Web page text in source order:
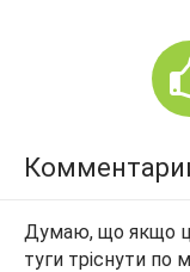
Думаю, що якщо
туги тріснути по